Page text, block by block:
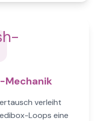
Mechanik
verleiht
Loops eine